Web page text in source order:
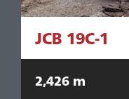
JCB 19C-1
2,426 m